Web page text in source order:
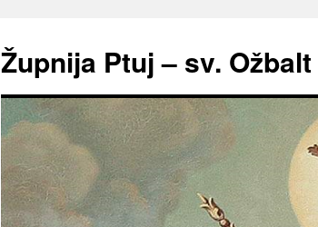
vsebino
Župnija Ptuj – sv. Ožbalt